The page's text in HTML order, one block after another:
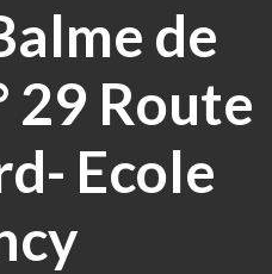
de
29 Route
Ecole